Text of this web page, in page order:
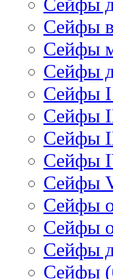
Сейфы
Сейфы
Сейфы
Cейфы I
Сейфы
Сейфы
Сейфы
Сейфы
Сейфы
Сейфы
Сейфы
Сейфы